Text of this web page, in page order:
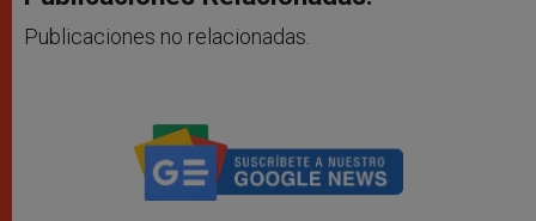
Publicaciones no relacionadas.